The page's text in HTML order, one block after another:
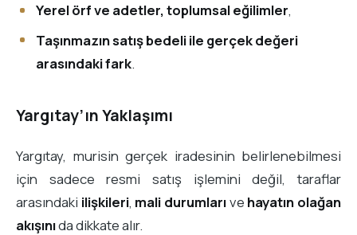
Yerel örf ve adetler, toplumsal eğilimler,
Taşınmazın satış bedeli ile gerçek değeri
arasındaki fark.
Yargıtay’ın Yaklaşımı
Yargıtay, murisin gerçek iradesinin belirlenebilmesi
için sadece resmi satış işlemini değil, taraflar
arasındaki ilişkileri, mali durumlarıve hayatın olağan
akışınıda dikkate alır.